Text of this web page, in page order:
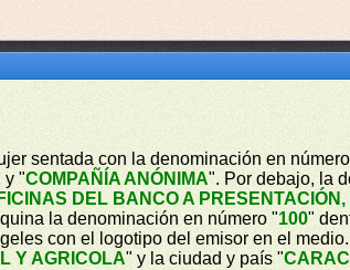
sentada con la denominación en
y "COMPAÑÍA ANÓNIMA". Por debajo, la
DEL BANCO A
la denominación en número "100"
con el logotipo del emisor en el
Y AGRICOLA" y la ciudad y país "